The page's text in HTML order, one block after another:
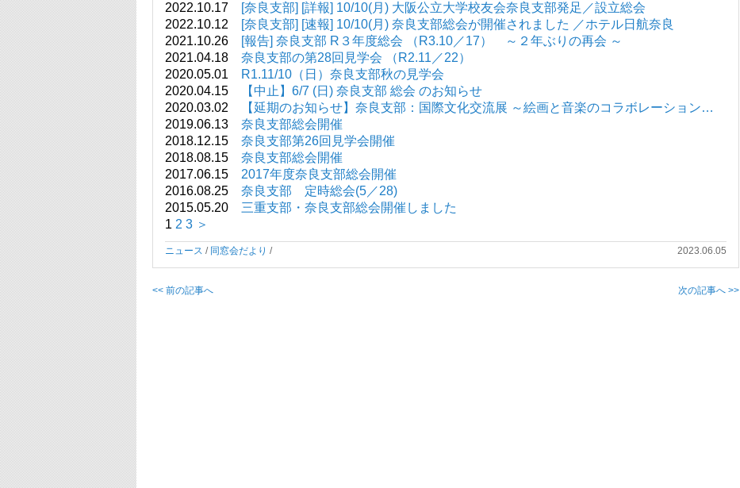
2022.10.17
[奈良支部] [詳報] 10/10(月) 大阪公立大学校友会奈良支部発足／設立総会
2022.10.12
[奈良支部] [速報] 10/10(月) 奈良支部総会が開催されました ／ホテル日航奈良
2021.10.26
[報告] 奈良支部 R３年度総会 （R3.10／17） ～２年ぶりの再会 ～
2021.04.18 奈良支部の第28回見学会 （R2.11／22）
2020.05.01
R1.11/10（日）奈良支部秋の見学会
2020.04.15
【中止】6/7 (日) 奈良支部 総会 のお知らせ
2020.03.02
【延期のお知らせ】奈良支部：国際文化交流展 ～絵画と音楽のコラボレーション…
2019.06.13 奈良支部総会開催
2018.12.15 奈良支部第26回見学会開催
2018.08.15 奈良支部総会開催
2017.06.15 2017年度奈良支部総会開催
2016.08.25 奈良支部 定時総会(5／28)
2015.05.20 三重支部・奈良支部総会開催しました
1 2 3 ＞
ニュース / 同窓会だより / 2023.06.05
<< 前の記事へ 次の記事へ >>